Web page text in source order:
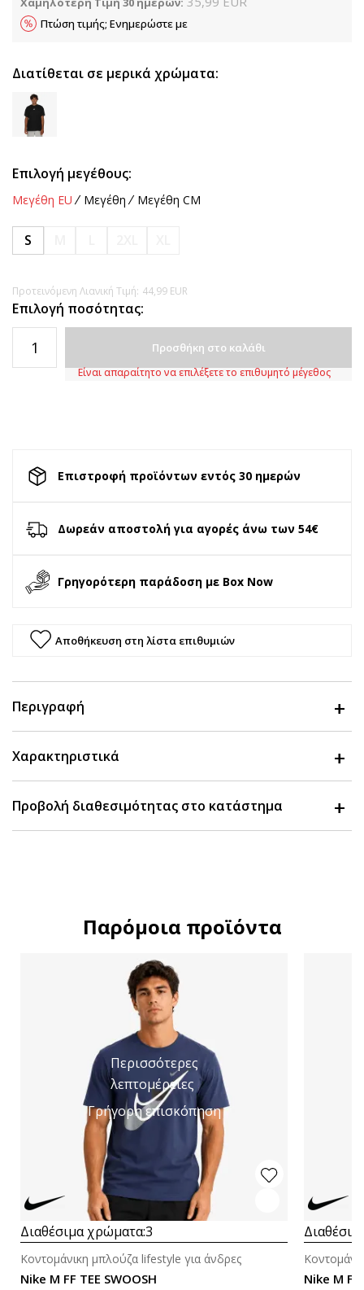
Πτώση τιμής; Ενημερώστε με
Διατίθεται σε μερικά χρώματα:
Επιλογή μεγέθους:
Μεγέθη EU Μεγέθη Μεγέθη CM
S
Προτεινόμενη Λιανική Τιμή: 44,99 EUR
Επιλογή ποσότητας:
Προσθήκη στο καλάθι
Είναι απαραίτητο να επιλέξετε το επιθυμητό μέγεθος
Επιστροφή προϊόντων εντός 30 ημερών
Δωρεάν αποστολή για αγορές άνω των 54€
Γρηγορότερη παράδοση με Box Now
Αποθήκευση στη λίστα επιθυμιών
Περιγραφή
Χαρακτηριστικά
Προβολή διαθεσιμότητας στο κατάστημα
Παρόμοια προϊόντα
Περισσότερες
λεπτομέρειες
Γρήγορη επισκόπηση
Διαθέσιμα χρώματα:3
Nike M FF TEE SWOOSH
Κοντομάνικη μπλούζα lifestyle για άνδρες
Nike M FF